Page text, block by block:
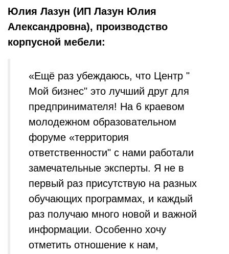
Юлия Лазун (ИП Лазун Юлия
Александровна), производство
корпусной мебели:
«Ещё раз убеждаюсь, что Центр "
Мой бизнес" это лучший друг для
предпринимателя! На 6 краевом
молодежном образовательном
форуме «территория
ответственности" с нами работали
замечательные эксперты. Я не в
первый раз присутствую на разных
обучающих программах, и каждый
раз получаю много новой и важной
информации. Особенно хочу
отметить отношение к нам,